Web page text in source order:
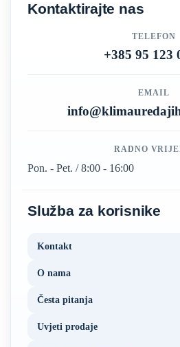
Kontaktirajte nas
TELEFON
+385 95 123
EMAIL
RADNO
Pon. - Pet. / 8:00 - 16:00
Služba za korisnike
Kontakt
O nama
Česta pitanja
Uvjeti prodaje